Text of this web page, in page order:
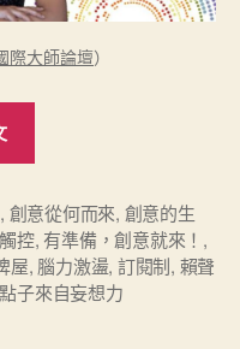
際大師論壇）
維
的
技
術
, 創意從何而來, 創意的生
控, 有準備，創意就來！ ,
屋, 腦力激盪, 訂閱制, 賴聲
點子來自妄想力